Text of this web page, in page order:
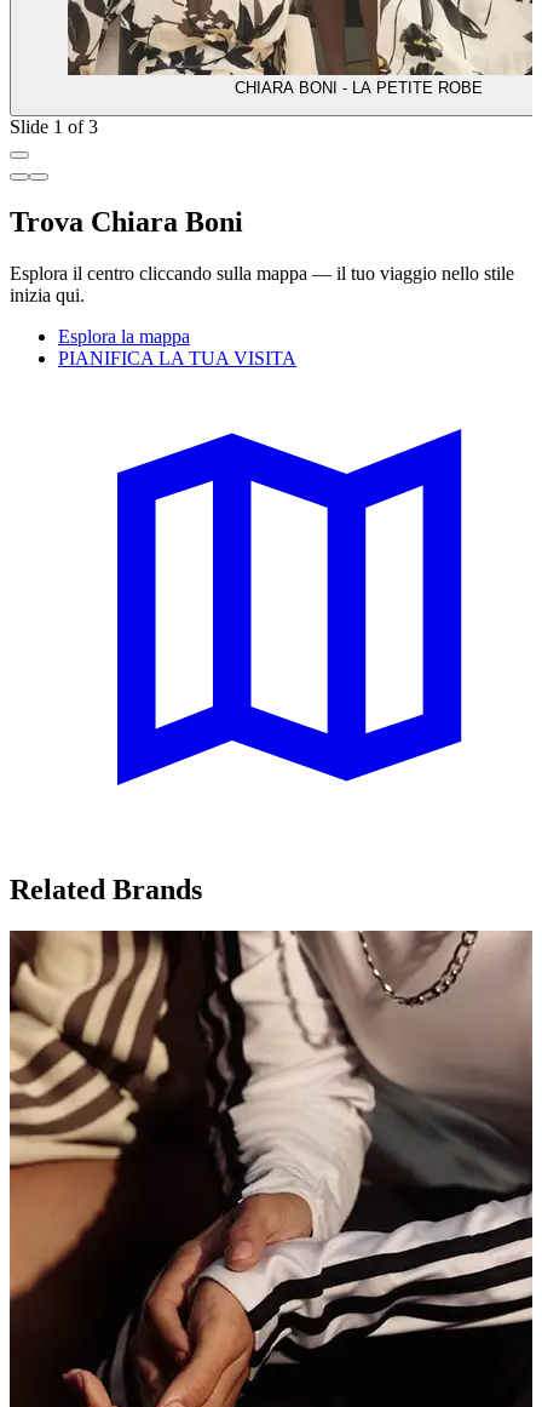
CHIARA BONI - LA PETITE ROBE
Slide 1 of 3
Trova Chiara Boni
Esplora il centro cliccando sulla mappa — il tuo viaggio nello stile
inizia qui.
Esplora la mappa
PIANIFICA LA TUA VISITA
Related Brands